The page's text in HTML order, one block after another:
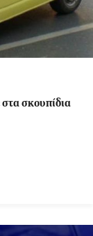
στα σκουπίδια